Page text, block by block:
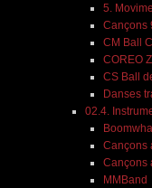
5.
Cançons
CM Ball
COREO
CS Ball
Danses
02.4.
Cançons
Cançons
MMBand